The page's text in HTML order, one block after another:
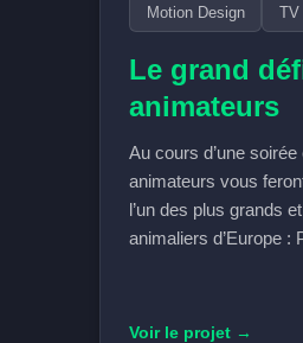
Motion Design TV
Le grand
animateurs
Au cours d’une
animateurs vous
l’un des plus grands
animaliers d’Europe :
Voir le projet →